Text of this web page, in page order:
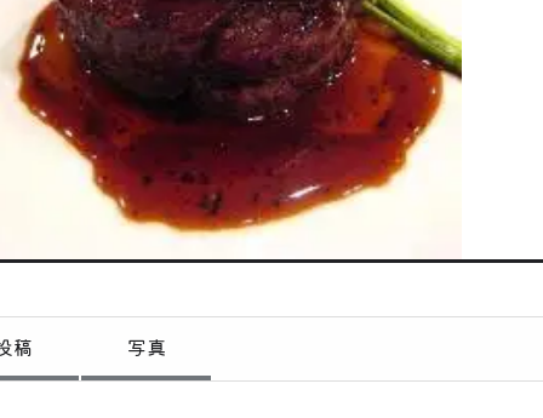
トップ
偏愛コミュニティ
投稿
偏愛記事
偏愛人
稿 写真